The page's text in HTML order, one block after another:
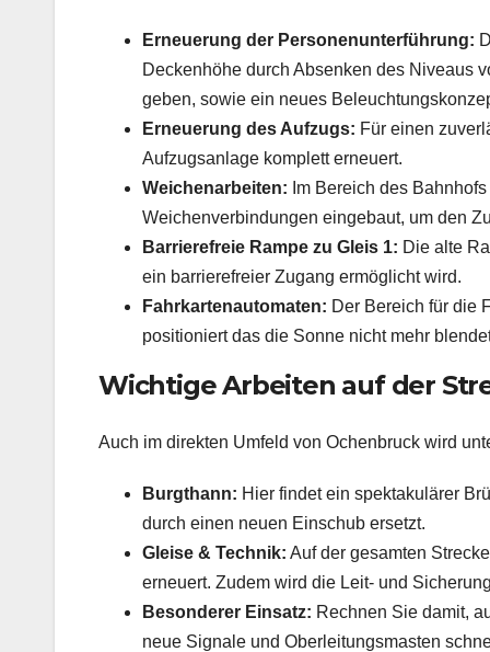
Erneuerung der Personenunterführung:
Deckenhöhe durch Absenken des Niveaus
geben, sowie ein neues
Erneuerung des Aufzugs: Für einen
Aufzugsanlage komplett erneuert.
Weichenarbeiten: Im Bereich des
Weichenverbindungen eingebaut, um den
Barrierefreie Rampe zu Gleis 1: Die alte
ein barrierefreier Zugang ermöglicht wird.
Fahrkartenautomaten: Der Bereich für die
positioniert das die Sonne nicht mehr
Wichtige Arbeiten auf der
Auch im direkten Umfeld von Ochenbruck wird
Burgthann: Hier findet ein spektakulärer
durch einen neuen Einschub ersetzt.
Gleise & Technik: Auf der gesamten
erneuert. Zudem wird die Leit- und
Besonderer Einsatz: Rechnen Sie damit,
neue Signale und Oberleitungsmasten